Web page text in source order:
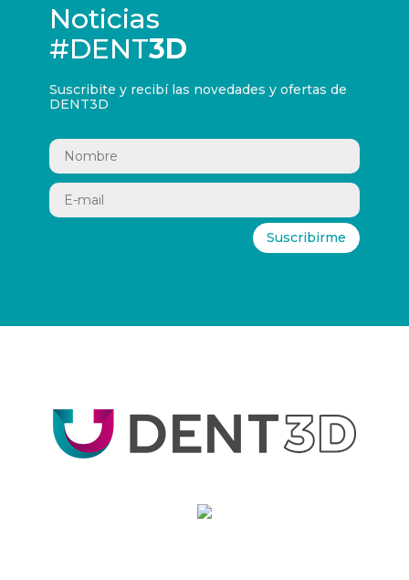
Noticias
#DENT3D
Suscribite y recibí las novedades y ofertas de
DENT3D
Suscribirme